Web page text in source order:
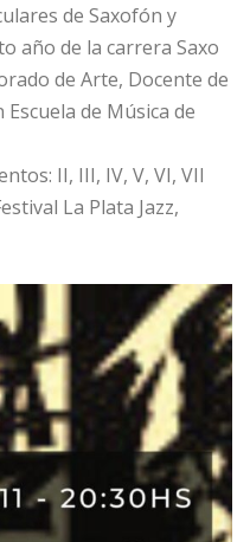
de Saxofón y
año de la carrera Saxo
de Arte, Docente de
de Música de
II, III, IV, V, VI, VII
La Plata Jazz,